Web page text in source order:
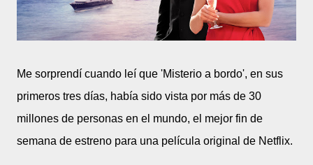
Me sorprendí cuando leí que 'Misterio a bordo', en sus
primeros tres días, había sido vista por más de 30
millones de personas en el mundo, el mejor fin de
semana de estreno para una película original de Netflix.